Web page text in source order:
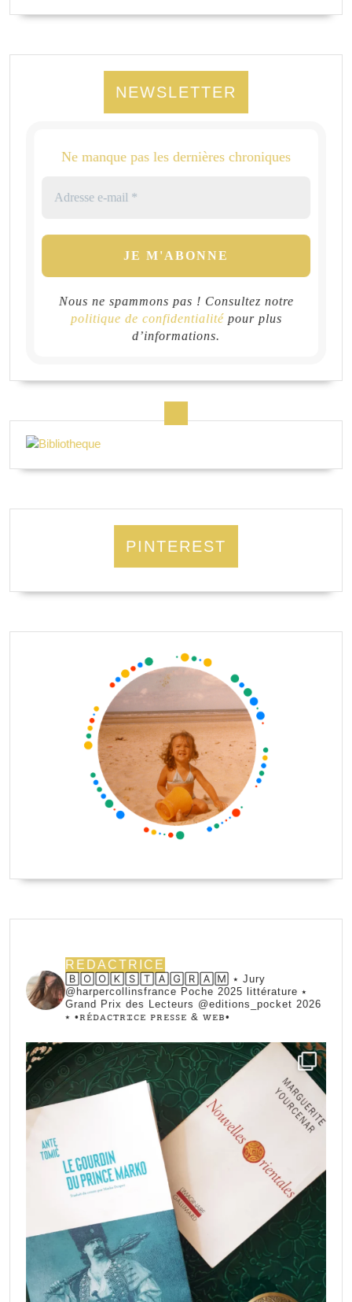
NEWSLETTER
Ne manque pas les dernières chroniques
Nous ne spammons pas ! Consultez notre
politique de confidentialitépour plus
d’informations.
PINTEREST
REDACTRICE
🄱🄾🄾🄺🅂🅃🄰🄶🅁🄰🄼 ⭑ Jury
@harpercollinsfrance Poche 2025 littérature ⭑
Grand Prix des Lecteurs @editions_pocket 2026
⭑ •ꭱꭼ́ꭰꭺꮯꭲꭱꮖꮯꭼ ꮲꭱꭼꮪꮪꭼ & ꮃꭼᏼ•